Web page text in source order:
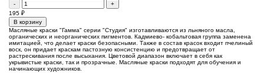
-
+
195 ₽
В корзину
Масляные краски "Гамма" серии "Студия" изготавливаются из льняного масла,
органических и неорганических пигментов. Кадмиево- кобальтовая группа заменена
имитацией, что делает краски безопасными. Также в состав красок входит пчелиный
воск, он придает краскам пастозную консистенцию и предотвращает от
растрескивания после высыхания. Цветовой диапазон включает в себя как
укрывистые краски, так и прозрачные. Масляные краски подходят для обучения и
начинающих художников.